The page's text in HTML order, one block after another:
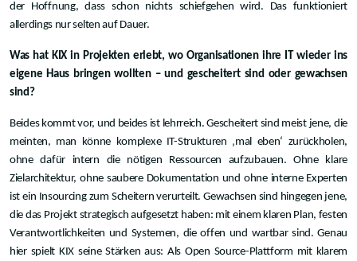
der Hoffnung, dass schon nichts schiefgehen wird. Das funktioniert
allerdings nur selten auf Dauer.
Was hat KIX in Projekten erlebt, wo Organisationen ihre IT wieder ins
eigene Haus bringen wollten – und gescheitert sind oder gewachsen
sind?
Beides kommt vor, und beides ist lehrreich. Gescheitert sind meist jene, die
meinten, man könne komplexe IT-Strukturen ‚mal eben‘ zurückholen,
ohne dafür intern die nötigen Ressourcen aufzubauen. Ohne klare
Zielarchitektur, ohne saubere Dokumentation und ohne interne Experten
ist ein Insourcing zum Scheitern verurteilt. Gewachsen sind hingegen jene,
die das Projekt strategisch aufgesetzt haben: mit einem klaren Plan, festen
Verantwortlichkeiten und Systemen, die offen und wartbar sind. Genau
hier spielt KIX seine Stärken aus: Als Open Source-Plattform mit klarem